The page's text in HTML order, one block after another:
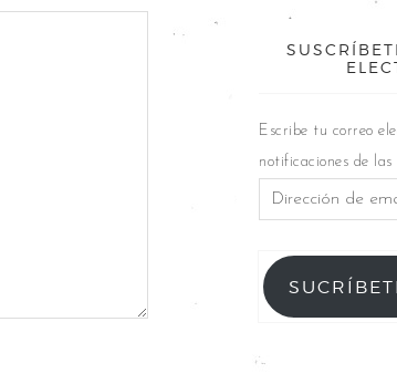
Escribe tu correo
notificaciones de las